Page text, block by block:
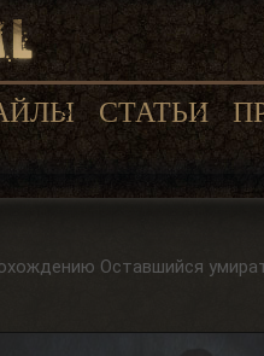
СТАТЬИ
Оставшийся